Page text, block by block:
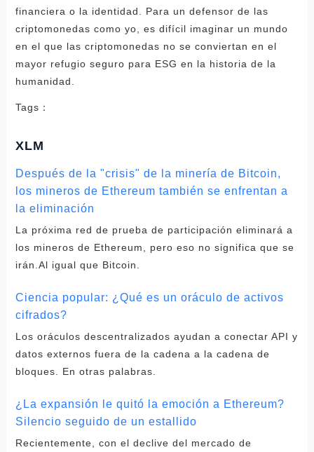
financiera o la identidad. Para un defensor de las
criptomonedas como yo, es difícil imaginar un mundo
en el que las criptomonedas no se conviertan en el
mayor refugio seguro para ESG en la historia de la
humanidad.
Tags：
XLM
Después de la "crisis" de la minería de Bitcoin,
los mineros de Ethereum también se enfrentan a
la eliminación
La próxima red de prueba de participación eliminará a
los mineros de Ethereum, pero eso no significa que se
irán.Al igual que Bitcoin.
Ciencia popular: ¿Qué es un oráculo de activos
cifrados?
Los oráculos descentralizados ayudan a conectar API y
datos externos fuera de la cadena a la cadena de
bloques. En otras palabras.
¿La expansión le quitó la emoción a Ethereum?
Silencio seguido de un estallido
Recientemente, con el declive del mercado de